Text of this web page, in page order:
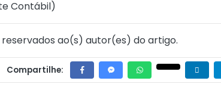
Contábil)
reservados ao(s) autor(es) do artigo.
Compartilhe: